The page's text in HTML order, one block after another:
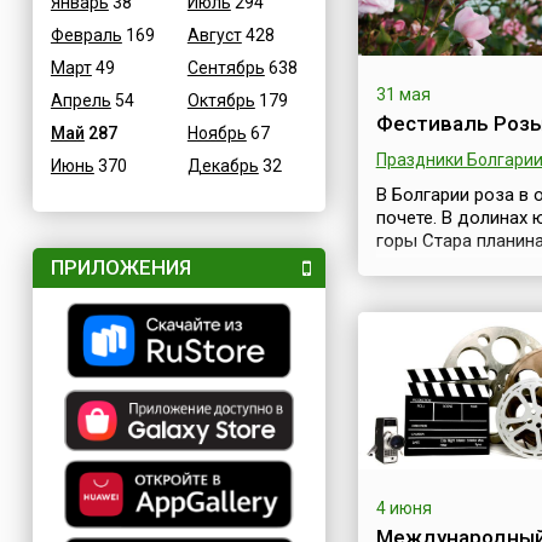
Февраль 169
Март49
Апрель 54
Май 287
Июнь 370
Август428
Сентябрь 638
Октябрь 179
Ноябрь 67
Декабрь 32
ПРИЛОЖЕНИЯ
31 мая
Фестиваль
Праздники Болгарии
В Болгарии роза в
почете. В долинах
горы Стара
розу, из которой
розовое масло,
далеко за
Болгарии. Именно
роза является
главных символов
и, конечно же,
здесь ежегодно
длится три дня.
4 июня